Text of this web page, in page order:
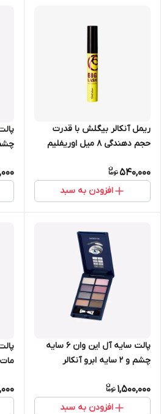
ریمل آنکالر بیگلش با قدرت
حجم دهندگی 8 میل اوریفلیم
540,000
افزودن به سبد
پالت سایه آل این وان 6 سایه
چشم و 2 سایه ابرو آنکالر
1,500,000
افزودن به سبد
مات